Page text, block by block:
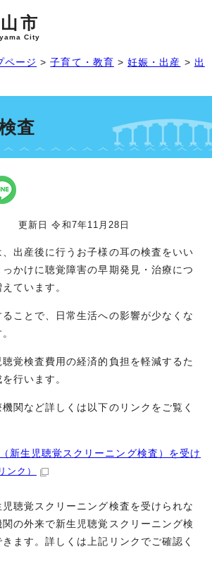
市
City
ページ >子育て・教育 >妊娠・出産 > 出
査
更新日 令和7年11月28日
出産後に行うお子様の耳の検査をいい
かけに聴覚障害の早期発見・治療につ
ています。
ことで、日常生活への影響が少なくな
覚検査費用の経済的負担を軽減するた
行います。
関など詳しくは以下のリンクをご覧く
新生児聴覚スクリーニング検査）を受け
ンク）
聴覚スクリーニング検査を受けられな
の外来で新生児聴覚スクリーニング検
ます。詳しくは上記リンクでご確認く